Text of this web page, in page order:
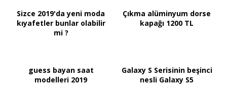
Sizce 2019'da yeni moda
kıyafetler bunlar olabilir
mi ?
Çıkma alüminyum dorse
kapağı 1200 TL
guess bayan saat
modelleri 2019
Galaxy S Serisinin beşinci
nesli Galaxy S5